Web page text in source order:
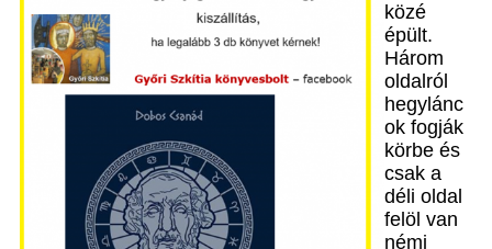
közé
épült.
Három
oldalról
hegylánc
ok fogják
körbe és
csak a
déli oldal
felöl van
némi